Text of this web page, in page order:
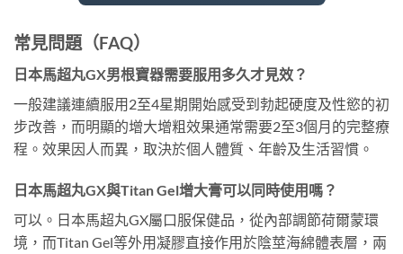
常見問題（FAQ）
日本馬超丸GX男根寶器需要服用多久才見效？
一般建議連續服用2至4星期開始感受到勃起硬度及性慾的初
步改善，而明顯的增大增粗效果通常需要2至3個月的完整療
程。效果因人而異，取決於個人體質、年齡及生活習慣。
日本馬超丸GX與Titan Gel增大膏可以同時使用嗎？
可以。日本馬超丸GX屬口服保健品，從內部調節荷爾蒙環
境，而Titan Gel等外用凝膠直接作用於陰莖海綿體表層，兩